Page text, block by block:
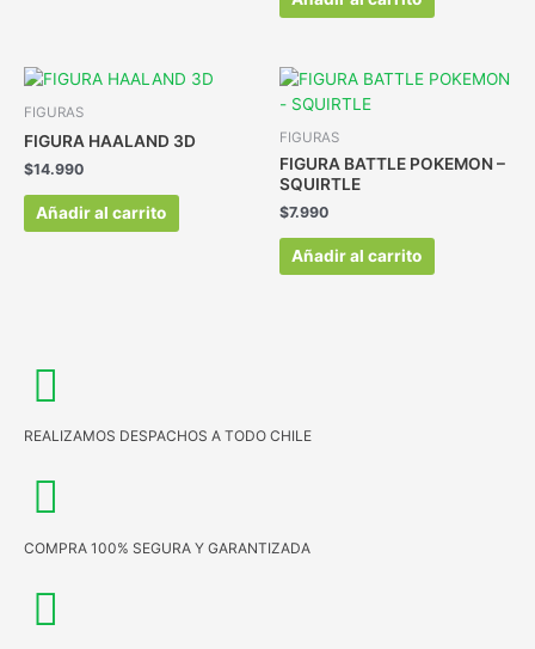
FIGURAS
FIGURA HAALAND 3D
$14.990
Añadir al carrito
FIGURAS
FIGURA BATTLE POKEMON –
SQUIRTLE
$7.990
Añadir al carrito
REALIZAMOS DESPACHOS A TODO CHILE
COMPRA 100% SEGURA Y GARANTIZADA